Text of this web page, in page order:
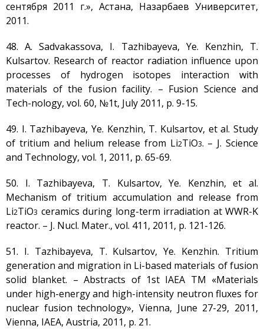
сентября 2011 г.», Астана, Назарбаев Университет,
2011.
48. A. Sadvakassova, I. Tazhibayeva, Ye. Kenzhin, T.
Kulsartov. Research of reactor radiation influence upon
processes of hydrogen isotopes interaction with
materials of the fusion facility. – Fusion Science and
Tech-nology, vol. 60, №1t, July 2011, р. 9-15.
49. I. Tazhibayeva, Ye. Kenzhin, T. Kulsartov, et al. Study
of tritium and helium release from Li2TiO3. – J. Science
and Technology, vol. 1, 2011, р. 65-69.
50. I. Tazhibayeva, T. Kulsartov, Ye. Kenzhin, et al.
Mechanism of tritium accumulation and release from
Li2TiО3 ceramics during long-term irradiation at WWR-K
reactor. – J. Nucl. Mater., vol. 411, 2011, p. 121-126.
51. I. Tazhibayeva, T. Kulsartov, Ye. Kenzhin. Tritium
generation and migration in Li-based materials of fusion
solid blanket. – Аbstracts of 1st IAEA TM «Materials
under high-energy and high-intensity neutron fluxes for
nuclear fusion technology», Vienna, June 27-29, 2011,
Vienna, IAEA, Austria, 2011, p. 21.